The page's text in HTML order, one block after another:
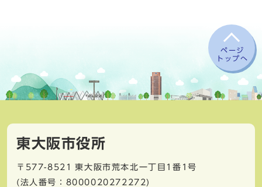
ページ
トップへ
東大阪市役所
〒577-8521
東大阪市荒本北一丁目1番1号
(法人番号：8000020272272)